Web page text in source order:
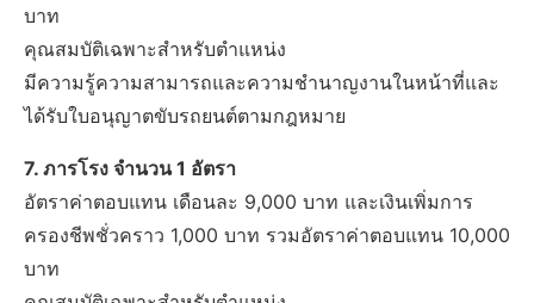
บาท
คุณสมบัติเฉพาะสำหรับตำแหน่ง
มีความรู้ความสามารถและความชำนาญงานในหน้าที่และ
ได้รับใบอนุญาตขับรถยนต์ตามกฎหมาย
7. ภารโรง จำนวน 1 อัตรา
อัตราค่าตอบแทน เดือนละ 9,000 บาท และเงินเพิ่มการ
ครองชีพชั่วคราว 1,000 บาท รวมอัตราค่าตอบแทน 10,000
บาท